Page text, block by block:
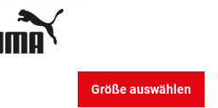
Größe auswählen
WIDERRUFSRECHT